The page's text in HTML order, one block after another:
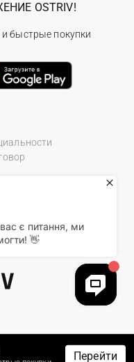
Reserved.
OSTRIV!
быстрые покупки
Перейти